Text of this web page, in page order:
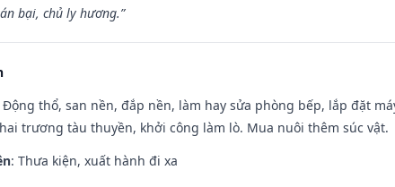
bại, chủ ly hương.”
Động thổ, san nền, đắp nền, làm hay sửa phòng bếp, lắp đặt
trương tàu thuyền, khởi công làm lò. Mua nuôi thêm súc vật.
: Thưa kiện, xuất hành đi xa